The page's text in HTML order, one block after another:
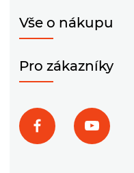
Vše o nákupu
Pro zákazníky